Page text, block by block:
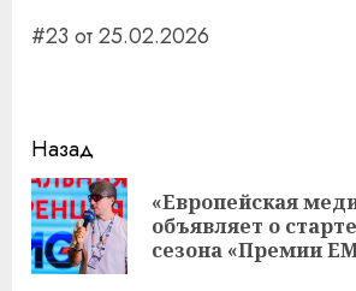
#23 от 25.02.2026
Навигация
записи
Назад
«Европейская
объявляет о
сезона «Премии